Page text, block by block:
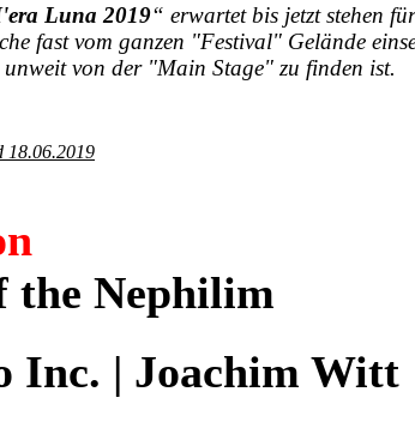
Luna 2019“ erwartet bis jetzt stehen
fast vom ganzen "Festival" Gelände
von der "Main Stage" zu finden ist.
18.06.2019
the Nephilim
Inc. | Joachim Witt